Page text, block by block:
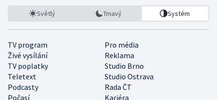
Světlý Tmavý Systém
TV program
Pro média
Živé vysílání
Reklama
TV poplatky
Studio Brno
Teletext
Studio Ostrava
Podcasty
Rada ČT
Počasí
Kariéra